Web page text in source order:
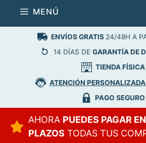
MENÚ
ENVÍOS GRATIS 24/48H A
14 DÍAS DE GARANTÍA DE
TIENDA FÍSICA
ATENCIÓN PERSONALIZADA
PAGO SEGURO
AHORA PUEDES PAGAR
PLAZOS TODAS TUS